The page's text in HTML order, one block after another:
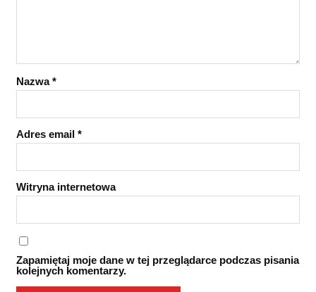
Nazwa*
Adres email *
Witryna internetowa
Zapamiętaj moje dane w tej przeglądarce podczas pisania
kolejnych komentarzy.